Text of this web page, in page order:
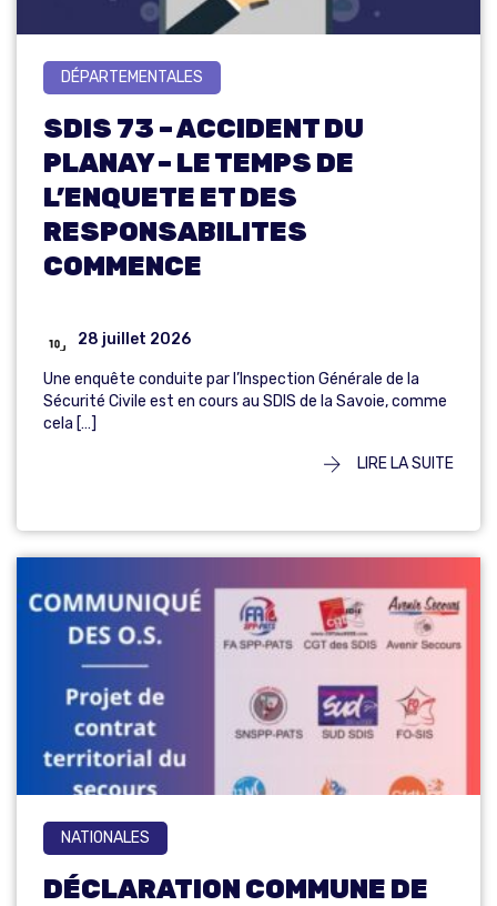
DÉPARTEMENTALES
SDIS 73 – ACCIDENT DU
PLANAY – LE TEMPS DE
L’ENQUETE ET DES
RESPONSABILITES
COMMENCE
28 juillet 2026
Une enquête conduite par l’Inspection Générale de la
Sécurité Civile est en cours au SDIS de la Savoie, comme
cela […]
LIRE LA SUITE
NATIONALES
DÉCLARATION COMMUNE DE